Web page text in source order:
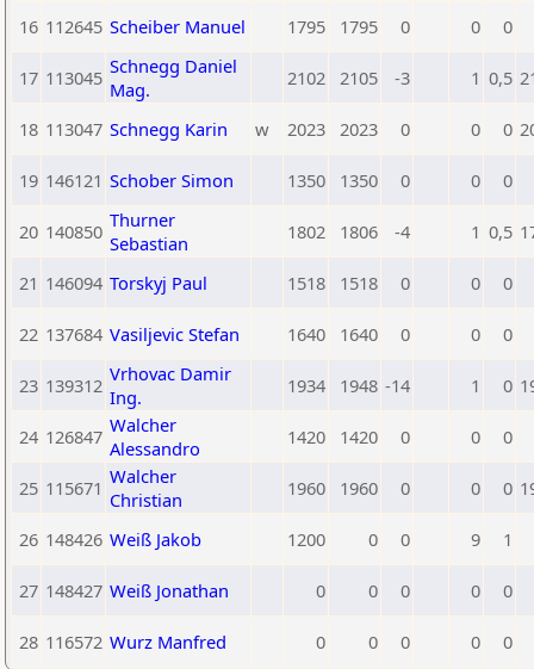
16 112645 Scheiber Manuel 1795 1795 0 0 0
17 113045 Schnegg Daniel
Mag.
2102 2105 -3 1 0,5
18 113047 Schnegg Karin w 2023 2023 0 0 0
19 146121 Schober Simon 1350 1350 0 0 0
20 140850 Thurner
Sebastian
1802 1806 -4 1 0,5
21 146094 Torskyj Paul 1518 1518 0 0 0
22 137684 Vasiljevic Stefan 1640 1640 0 0 0
23 139312 Vrhovac Damir
Ing.
1934 1948 -14 1 0
24 126847 Walcher
Alessandro
1420 1420 0 0 0
25 115671 Walcher
Christian
1960 1960 0 0 0
26 148426 Weiß Jakob 1200 0 0 9 1
27 148427 Weiß Jonathan 0 0 0 0 0
28 116572 Wurz Manfred 0 0 0 0 0